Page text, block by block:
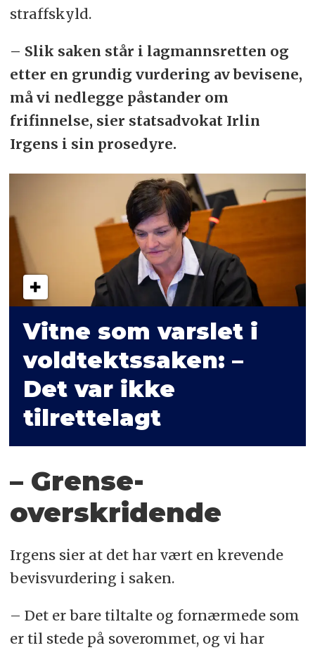
straffskyld.
– Slik saken står i lagmannsretten og
etter en grundig vurdering av bevisene,
må vi nedlegge påstander om
frifinnelse, sier statsadvokat Irlin
Irgens i sin prosedyre.
Vitne som varslet i
voldtektssaken: –
Det var ikke
tilrettelagt
– Grense­
overskridende
Irgens sier at det har vært en krevende
bevisvurdering i saken.
– Det er bare tiltalte og fornærmede som
er til stede på soverommet, og vi har